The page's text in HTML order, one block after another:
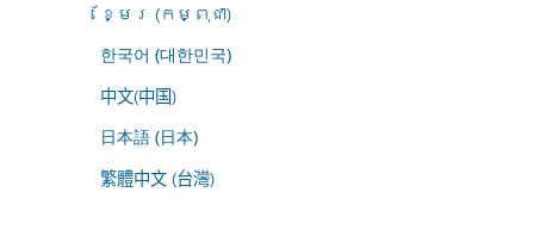
ខ្មែរ (កម្ពុជា)
한국어 (대한민국)
中文(中国)
日本語 (日本)
繁體中文 (台灣)